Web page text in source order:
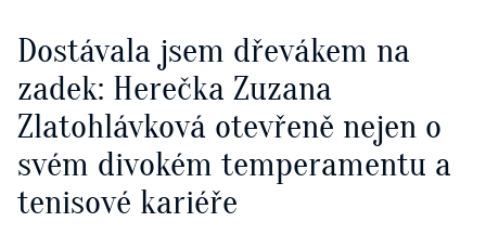
Dostávala jsem dřevákem na
zadek: Herečka Zuzana
Zlatohlávková otevřeně nejen o
svém divokém temperamentu a
tenisové kariéře